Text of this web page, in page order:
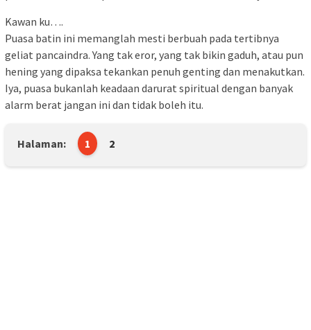
Kawan ku….
Puasa batin ini memanglah mesti berbuah pada tertibnya
geliat pancaindra. Yang tak eror, yang tak bikin gaduh, atau pun
hening yang dipaksa tekankan penuh genting dan menakutkan.
Iya, puasa bukanlah keadaan darurat spiritual dengan banyak
alarm berat jangan ini dan tidak boleh itu.
Halaman: 1 2